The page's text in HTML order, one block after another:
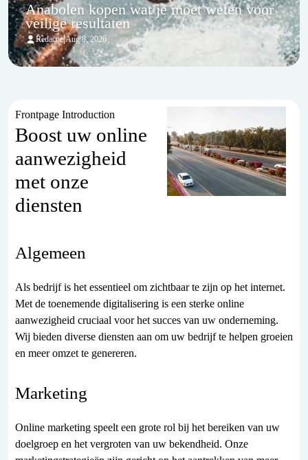
Anabolen kopen wat je moet weten voor
veilige resultaten
Redactie|Aug 8, 2026
Frontpage Introduction
Boost uw online
aanwezigheid
met onze
diensten
Algemeen
Als bedrijf is het essentieel om zichtbaar te zijn op het internet.
Met de toenemende digitalisering is een sterke online
aanwezigheid cruciaal voor het succes van uw onderneming.
Wij bieden diverse diensten aan om uw bedrijf te helpen groeien
en meer omzet te genereren.
Marketing
Online marketing speelt een grote rol bij het bereiken van uw
doelgroep en het vergroten van uw bekendheid. Onze